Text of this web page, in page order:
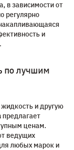
в зависимости от
регулярно
и
по лучшим
и другую
предлагает
ценам.
ведущих
любых марок и